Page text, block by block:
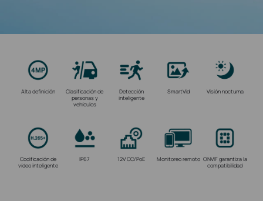
Alta definición
Clasificación de
personas y
vehículos
Detección
inteligente
SmartVid Visión nocturna
Codificación de
vídeo inteligente
IP67 12V CC/PoE Monitoreo remoto ONVIF garantiza la
compatibilidad